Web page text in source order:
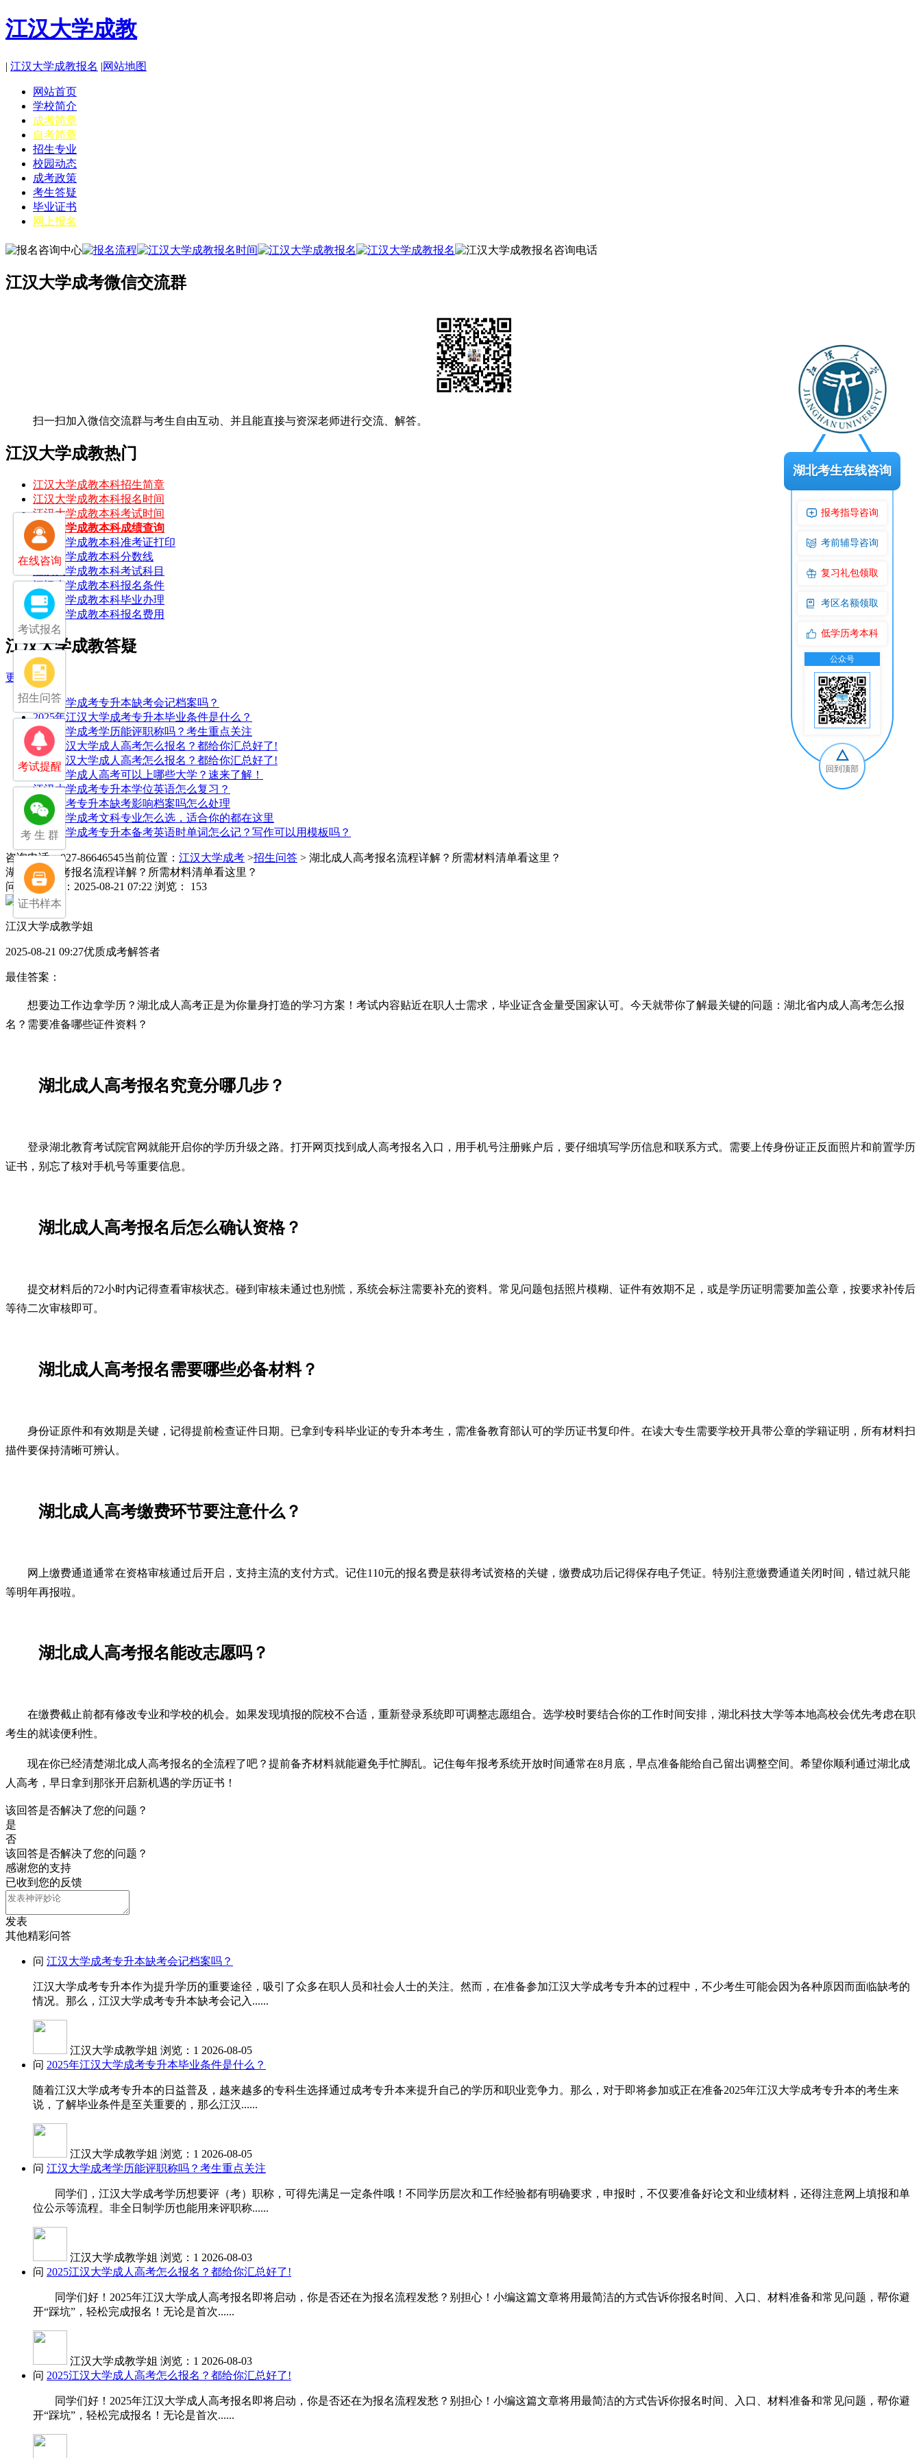
江汉大学成教
| 江汉大学成教报名 |网站地图
网站首页
学校简介
成考简章
自考简章
招生专业
校园动态
成考政策
考生答疑
毕业证书
网上报名
江汉大学成考微信交流群
扫一扫加入微信交流群与考生自由互动、并且能直接与资深老师进行交流、解答。
江汉大学成教热门
江汉大学成教本科招生简章
江汉大学成教本科报名时间
江汉大学成教本科考试时间
江汉大学成教本科成绩查询
江汉大学成教本科准考证打印
江汉大学成教本科分数线
江汉大学成教本科考试科目
江汉大学成教本科报名条件
江汉大学成教本科毕业办理
江汉大学成教本科报名费用
江汉大学成教答疑
更多>>
江汉大学成考专升本缺考会记档案吗？
2025年江汉大学成考专升本毕业条件是什么？
江汉大学成考学历能评职称吗？考生重点关注
2025江汉大学成人高考怎么报名？都给你汇总好了!
2025江汉大学成人高考怎么报名？都给你汇总好了!
江汉大学成人高考可以上哪些大学？速来了解！
江汉大学成考专升本学位英语怎么复习？
湖北成考专升本缺考影响档案吗怎么处理
江汉大学成考文科专业怎么选，适合你的都在这里
江汉大学成考专升本备考英语时单词怎么记？写作可以用模板吗？
咨询电话：027-86646545当前位置： 江汉大学成考 >招生问答 > 湖北成人高考报名流程详解？所需材料清单看这里？
湖北成人高考报名流程详解？所需材料清单看这里？
问
发布日期：2025-08-21 07:22 浏览： 153
江汉大学成教学姐
2025-08-21 09:27优质成考解答者
最佳答案：
想要边工作边拿学历？湖北成人高考正是为你量身打造的学习方案！考试内容贴近在职人士需求，毕业证含金量受国家认可。今天就带你了解最关键的问题：湖北省内成人高考怎么报
名？需要准备哪些证件资料？
湖北成人高考报名究竟分哪几步？
登录湖北教育考试院官网就能开启你的学历升级之路。打开网页找到成人高考报名入口，用手机号注册账户后，要仔细填写学历信息和联系方式。需要上传身份证正反面照片和前置学历
证书，别忘了核对手机号等重要信息。
湖北成人高考报名后怎么确认资格？
提交材料后的72小时内记得查看审核状态。碰到审核未通过也别慌，系统会标注需要补充的资料。常见问题包括照片模糊、证件有效期不足，或是学历证明需要加盖公章，按要求补传后
等待二次审核即可。
湖北成人高考报名需要哪些必备材料？
身份证原件和有效期是关键，记得提前检查证件日期。已拿到专科毕业证的专升本考生，需准备教育部认可的学历证书复印件。在读大专生需要学校开具带公章的学籍证明，所有材料扫
描件要保持清晰可辨认。
湖北成人高考缴费环节要注意什么？
网上缴费通道通常在资格审核通过后开启，支持主流的支付方式。记住110元的报名费是获得考试资格的关键，缴费成功后记得保存电子凭证。特别注意缴费通道关闭时间，错过就只能
等明年再报啦。
湖北成人高考报名能改志愿吗？
在缴费截止前都有修改专业和学校的机会。如果发现填报的院校不合适，重新登录系统即可调整志愿组合。选学校时要结合你的工作时间安排，湖北科技大学等本地高校会优先考虑在职
考生的就读便利性。
现在你已经清楚湖北成人高考报名的全流程了吧？提前备齐材料就能避免手忙脚乱。记住每年报考系统开放时间通常在8月底，早点准备能给自己留出调整空间。希望你顺利通过湖北成
人高考，早日拿到那张开启新机遇的学历证书！
该回答是否解决了您的问题？
是
否
该回答是否解决了您的问题？
感谢您的支持
已收到您的反馈
发表
其他精彩问答
问 江汉大学成考专升本缺考会记档案吗？
江汉大学成考专升本作为提升学历的重要途径，吸引了众多在职人员和社会人士的关注。然而，在准备参加江汉大学成考专升本的过程中，不少考生可能会因为各种原因而面临缺考的
情况。那么，江汉大学成考专升本缺考会记入......
江汉大学成教学姐 浏览：1 2026-08-05
问 2025年江汉大学成考专升本毕业条件是什么？
随着江汉大学成考专升本的日益普及，越来越多的专科生选择通过成考专升本来提升自己的学历和职业竞争力。那么，对于即将参加或正在准备2025年江汉大学成考专升本的考生来
说，了解毕业条件是至关重要的，那么江汉......
江汉大学成教学姐 浏览：1 2026-08-05
问 江汉大学成考学历能评职称吗？考生重点关注
同学们，江汉大学成考学历想要评（考）职称，可得先满足一定条件哦！不同学历层次和工作经验都有明确要求，申报时，不仅要准备好论文和业绩材料，还得注意网上填报和单
位公示等流程。非全日制学历也能用来评职称......
江汉大学成教学姐 浏览：1 2026-08-03
问 2025江汉大学成人高考怎么报名？都给你汇总好了!
同学们好！2025年江汉大学成人高考报名即将启动，你是否还在为报名流程发愁？别担心！小编这篇文章将用最简洁的方式告诉你报名时间、入口、材料准备和常见问题，帮你避
开“踩坑”，轻松完成报名！无论是首次......
江汉大学成教学姐 浏览：1 2026-08-03
问 2025江汉大学成人高考怎么报名？都给你汇总好了!
同学们好！2025年江汉大学成人高考报名即将启动，你是否还在为报名流程发愁？别担心！小编这篇文章将用最简洁的方式告诉你报名时间、入口、材料准备和常见问题，帮你避
开“踩坑”，轻松完成报名！无论是首次......
在线咨询
考试报名
招生问答
考试提醒
考 生 群
证书样本
湖北考生在线咨询
报考指导咨询
考前辅导咨询
复习礼包领取
考区名额领取
低学历考本科
公众号
回到顶部